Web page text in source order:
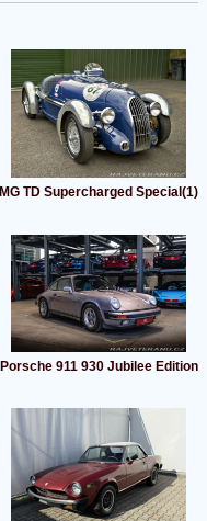
MG TD Supercharged Special(1)
Porsche 911 930 Jubilee Edition